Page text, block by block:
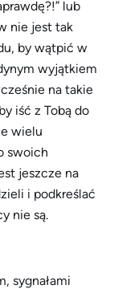
lub
nie jest tak
by wątpić w
wyjątkiem
na takie
iść z Tobą do
wielu
swoich
jeszcze na
i podkreślać
nie są.
sygnałami